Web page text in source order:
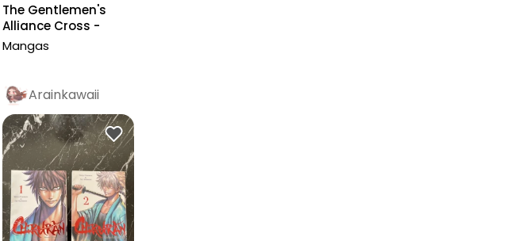
The Gentlemen's
Alliance Cross -
Tome 1
Mangas
Arainkawaii